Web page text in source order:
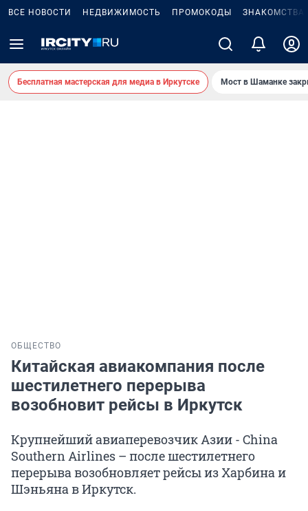
ВСЕ НОВОСТИ НЕДВИЖИМОСТЬ ПРОМОКОДЫ ЗНАКОМСТВА
Бесплатная мастерская для медиа в Иркутске Мост в Шаманке
ОБЩЕСТВО
Китайская авиакомпания после
шестилетнего перерыва
возобновит рейсы в Иркутск
Крупнейший авиаперевозчик Азии - China
Southern Airlines – после шестилетнего
перерыва возобновляет рейсы из Харбина и
Шэньяна в Иркутск.